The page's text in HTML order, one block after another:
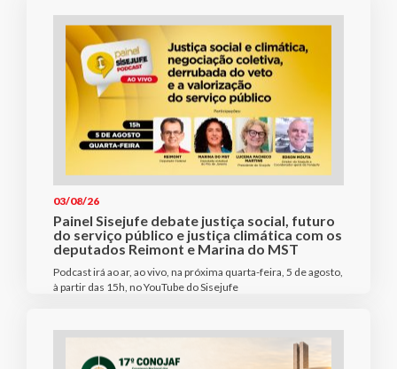
03/08/26
Painel Sisejufe debate justiça social, futuro
do serviço público e justiça climática com os
deputados Reimont e Marina do MST
Podcast irá ao ar, ao vivo, na próxima quarta-feira, 5 de agosto,
à partir das 15h, no YouTube do Sisejufe